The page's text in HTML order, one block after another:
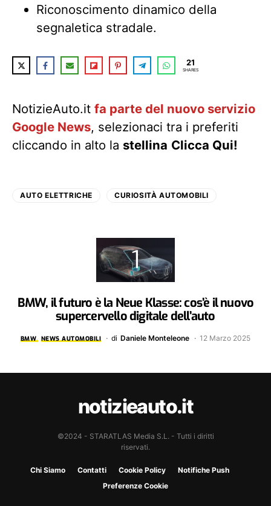
Riconoscimento dinamico della
segnaletica stradale.
21
SHARES
NotizieAuto.it fa parte del nuovo servizio
Google News, selezionaci tra i preferiti
cliccando in alto la stellina Clicca Qui!
AUTO ELETTRICHE CURIOSITÀ AUTOMOBILI
BMW, il futuro è la Neue Klasse: cos’è il nuovo
supercervello digitale dell’auto
BMW NEWS AUTOMOBILI di Daniele Monteleone 12 Marzo 2025
notizieauto.it
©2024 - STARATLAS Media S.L. - Tutti i diritti
riservati.
Chi Siamo Contatti Cookie Policy
Notifiche Push
Preferenze Cookie